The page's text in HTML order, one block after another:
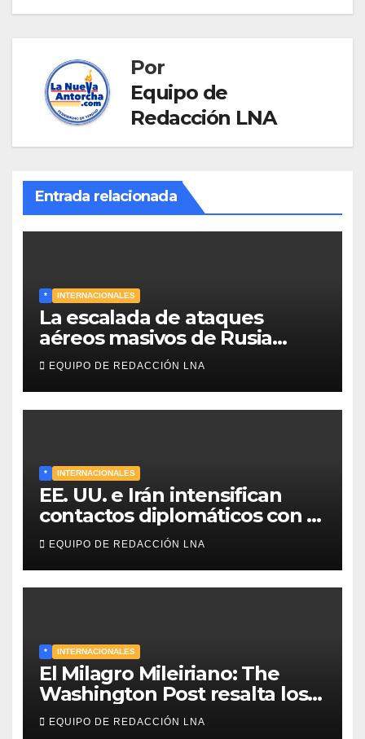
Por
Equipo de
Redacción LNA
Entrada relacionada
* INTERNACIONALES
La escalada de ataques
aéreos masivos de Rusia
sobre Kiev y centros
energéticos eleva la tensión
en el conflicto ucraniano
EQUIPO DE REDACCIÓN LNA
* INTERNACIONALES
EE. UU. e Irán intensifican
contactos diplomáticos con la
mediación de Omán para
reabrir el estrecho de Ormuz
EQUIPO DE REDACCIÓN LNA
* INTERNACIONALES
El Milagro Mileiriano: The
Washington Post resalta los
resultados de la economía de
EQUIPO DE REDACCIÓN LNA